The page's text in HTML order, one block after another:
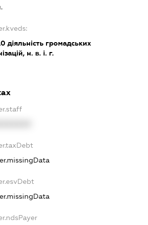
діяльність громадських
н. в. і. г.